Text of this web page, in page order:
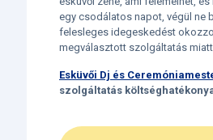
egy csodálatos napot, végül ne
felesleges idegeskedést
megválasztott szolgáltatás
Esküvői Dj és
szolgáltatás